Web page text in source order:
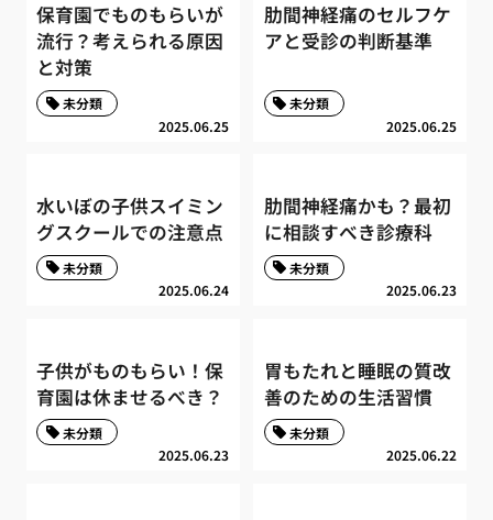
保育園でものもらいが
流行？考えられる原因
と対策
2025.06.25
未分類
肋間神経痛のセルフケ
アと受診の判断基準
2025.06.25
未分類
水いぼの子供スイミン
グスクールでの注意点
2025.06.24
未分類
肋間神経痛かも？最初
に相談すべき診療科
2025.06.23
未分類
子供がものもらい！保
育園は休ませるべき？
2025.06.23
未分類
胃もたれと睡眠の質改
善のための生活習慣
2025.06.22
未分類